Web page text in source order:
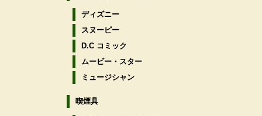
ディズニー
スヌーピー
D.C コミック
ムービー・スター
ミュージシャン
喫煙具